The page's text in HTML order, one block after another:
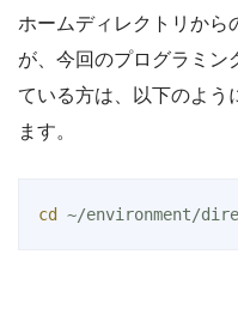
ホームディレクトリから
が、今回のプログラミン
ている方は、以下のよう
ます。
cd ~/environment/